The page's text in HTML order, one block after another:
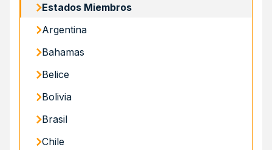
Estados Miembros
Argentina
Bahamas
Belice
Bolivia
Brasil
Chile